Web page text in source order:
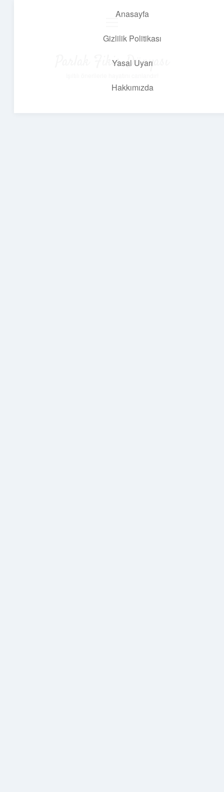
Anasayfa
Gizlilik Politikası
Yasal Uyarı
Hakkımızda
Parlak Fikir Dünyası